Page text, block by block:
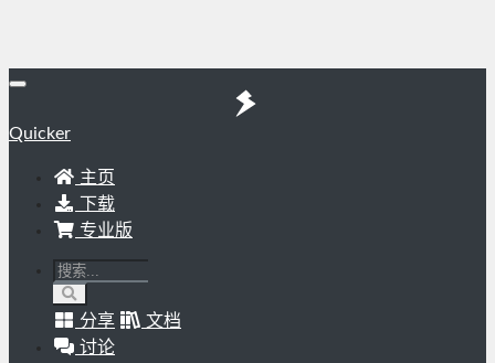
Quicker
主页
下载
专业版
分享
文档
讨论